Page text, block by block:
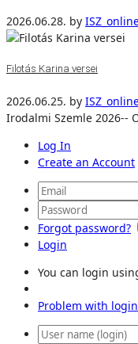
2026.06.28. by
Filotás Karina versei
2026.06.25. by
Irodalmi Szemle 2026--
Log In
Create an Account
Forgot password?
Login
You can login
Problem with